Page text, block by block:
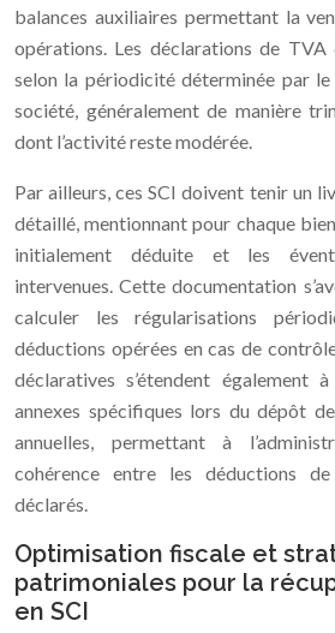
balances auxiliaires permettant la
opérations. Les déclarations de TVA
selon la périodicité déterminée par
société, généralement de manière
dont l’activité reste modérée.
Par ailleurs, ces SCI doivent tenir un
détaillé, mentionnant pour chaque
initialement déduite et les
intervenues. Cette documentation
calculer les régularisations
déductions opérées en cas de
déclaratives s’étendent également
annexes spécifiques lors du dépôt
annuelles, permettant à
cohérence entre les déductions
déclarés.
Optimisation fiscale et
patrimoniales pour la
en SCI